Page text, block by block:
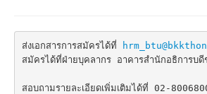
ส่งเอกสารการสมัครได้ที่
สมัครได้ที่ฝ่ายบุคลากร อาคารสำนักอธิการบ
สอบถามรายละเอียดเพิ่มเติมได้ที่ 02-